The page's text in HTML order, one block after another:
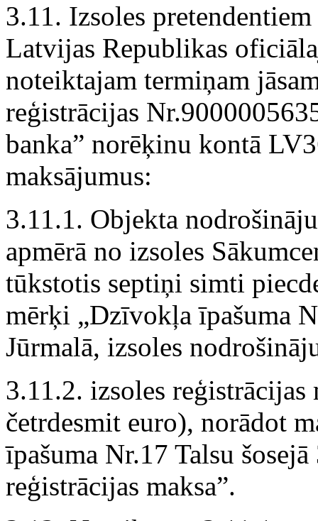
3.11. Izsoles
Latvijas Republikas
noteiktajam termiņam
reģistrācijas
banka” norēķinu kontā
maksājumus:
3.11.1. Objekta
apmērā no izsoles
tūkstotis septiņi simti
mērķi „Dzīvokļa īpašuma
Jūrmalā, izsoles
3.11.2. izsoles
četrdesmit euro), norādot
īpašuma Nr.17 Talsu
reģistrācijas maksa”.